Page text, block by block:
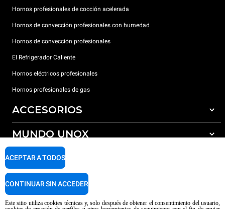
Hornos profesionales de cocción acelerada
Hornos de convección profesionales con humedad
Hornos de convección profesionales
El Refrigerador Caliente
Hornos eléctricos profesionales
Hornos profesionales de gas
ACCESORIOS
Todos los accesorios
Detergentes para lavado automático
Detergentes para lavado manual
Tratamiento de agua con filtros de resina
MUNDO UNOX
Nuestras sedes en el mundo
SOPORTE
Garantía Unox
Este sitio utiliza cookies técnicas y, solo después de obtener el consentimiento del usuario,
ACEPTAR A TODOS
CONTINUAR SIN ACCEDER